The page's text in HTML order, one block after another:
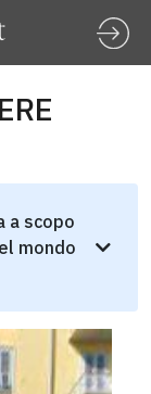
a scopo
mondo